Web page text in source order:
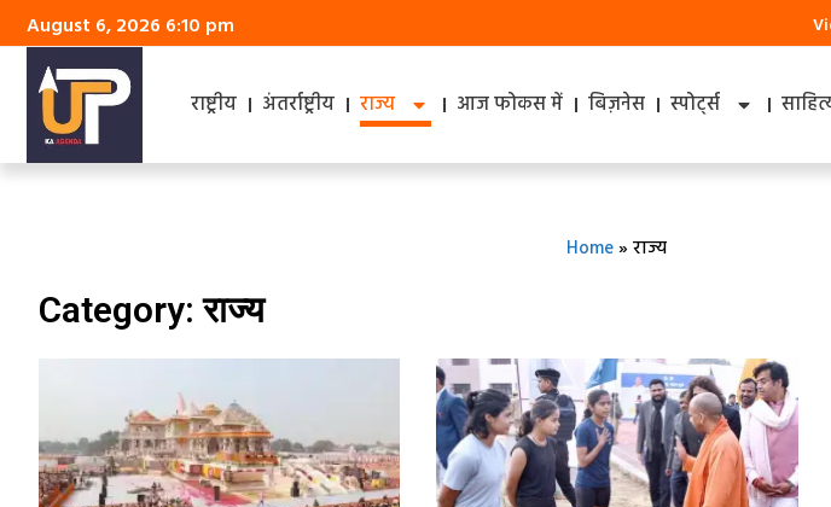
August 6, 2026 6:10 pm
राष्ट्रीय अंतर्राष्ट्रीय राज्य आज फोकस में बिज़नेस स्पोर्ट्स
Home»राज्य
Category: राज्य